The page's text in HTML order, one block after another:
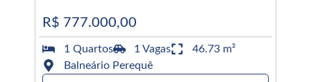
R$ 777.000,00
1 Quartos 1 Vagas
46.73 m²
Balneário Perequê